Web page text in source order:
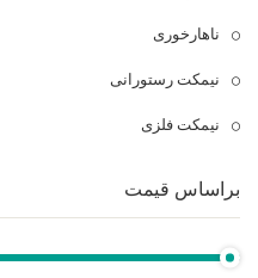
ناهارخوری
نیمکت رستورانی
نیمکت فلزی
براساس قیمت